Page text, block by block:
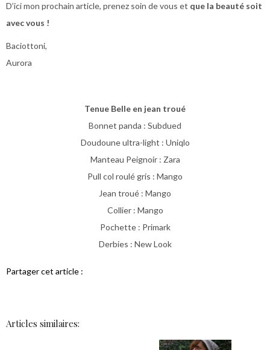
D’ici mon prochain article, prenez soin de vous et que la beauté soit
avec vous !
Baciottoni,
Aurora
Tenue Belle en jean troué
Bonnet panda : Subdued
Doudoune ultra-light : Uniqlo
Manteau Peignoir : Zara
Pull col roulé gris : Mango
Jean troué : Mango
Collier : Mango
Pochette : Primark
Derbies : New Look
Partager cet article :
Articles similaires: